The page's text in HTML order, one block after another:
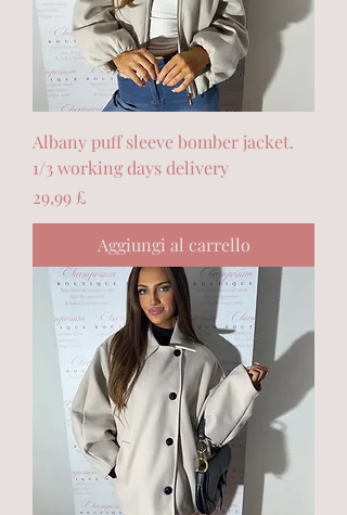
Albany puff sleeve bomber jacket.
1/3 working days delivery
Prezzo
29,99 £
Aggiungi al carrello